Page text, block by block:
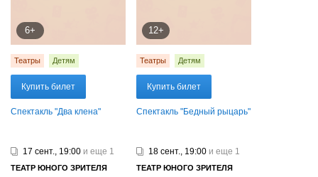
6+
Театры Детям
Купить билет
Спектакль "Два клена"
12+
Театры Детям
Купить билет
Спектакль "Бедный рыцарь"
17 сент., 19:00 и еще 1
ТЕАТР ЮНОГО ЗРИТЕЛЯ
18 сент., 19:00 и еще 1
ТЕАТР ЮНОГО ЗРИТЕЛЯ